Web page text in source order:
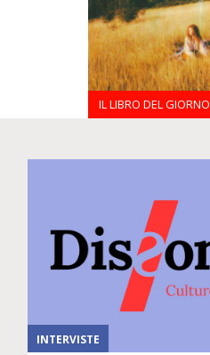
IL LIBRO DEL GIORNO
INTERVISTE